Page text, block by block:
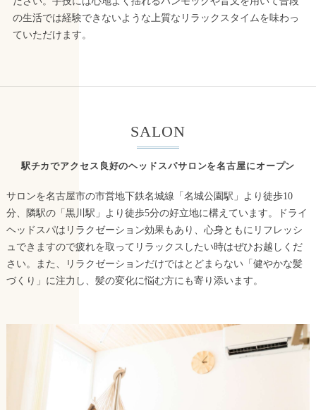
の生活では経験できないような上質なリラックスタイムを味わっ
ていただけます。
駅チカでアクセス良好のヘッドスパサロンを名古屋にオープン
SALON
サロンを名古屋市の市営地下鉄名城線「名城公園駅」より徒歩10
分、隣駅の「黒川駅」より徒歩5分の好立地に構えています。ドライ
ヘッドスパはリラクゼーション効果もあり、心身ともにリフレッシ
ュできますので疲れを取ってリラックスしたい時はぜひお越しくだ
さい。また、リラクゼーションだけではとどまらない「健やかな髪
づくり」に注力し、髪の変化に悩む方にも寄り添います。